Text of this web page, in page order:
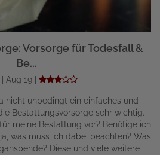
Vorsorge für Todesfall &
Be...
Aug 19 |
nicht unbedingt ein einfaches und
Bestattungsvorsorge sehr wichtig.
meine Bestattung vor? Benötige ich
was muss ich dabei beachten? Was
Diese und viele weitere